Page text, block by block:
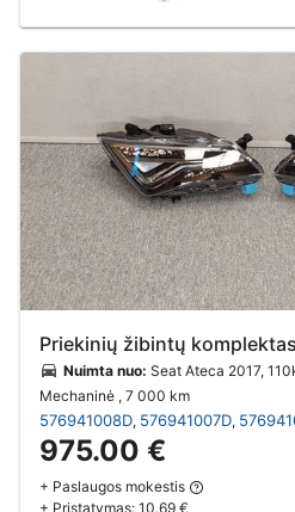
Priekinių žibintų komplektas
Nuimta nuo: Seat Ateca 2017,
Mechaninė , 7 000 km
576941008D, 576941007D,
975.00 €
+ Paslaugos mokestis
+ Pristatymas: 10.69 €